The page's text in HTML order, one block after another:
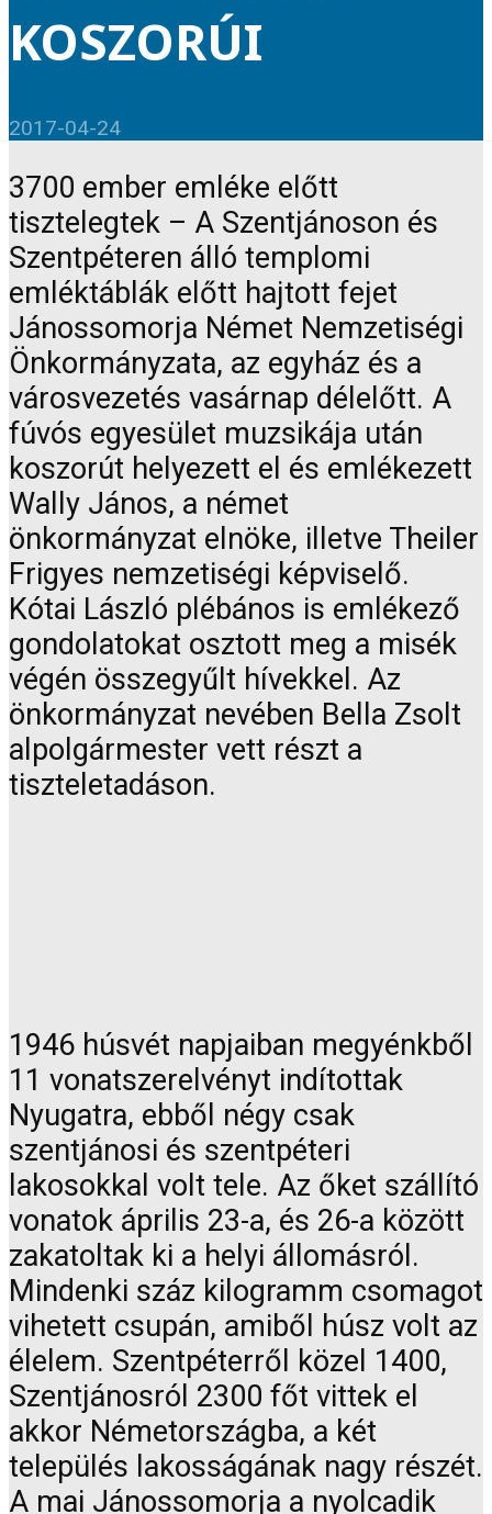
KOSZORÚI
2017-04-24
3700 ember emléke előtt
tisztelegtek – A Szentjánoson és
Szentpéteren álló templomi
emléktáblák előtt hajtott fejet
Jánossomorja Német Nemzetiségi
Önkormányzata, az egyház és a
városvezetés vasárnap délelőtt. A
fúvós egyesület muzsikája után
koszorút helyezett el és emlékezett
Wally János, a német
önkormányzat elnöke, illetve Theiler
Frigyes nemzetiségi képviselő.
Kótai László plébános is emlékező
gondolatokat osztott meg a misék
végén összegyűlt hívekkel. Az
önkormányzat nevében Bella Zsolt
alpolgármester vett részt a
tiszteletadáson.
1946 húsvét napjaiban megyénkből
11 vonatszerelvényt indítottak
Nyugatra, ebből négy csak
szentjánosi és szentpéteri
lakosokkal volt tele. Az őket szállító
vonatok április 23-a, és 26-a között
zakatoltak ki a helyi állomásról.
Mindenki száz kilogramm csomagot
vihetett csupán, amiből húsz volt az
élelem. Szentpéterről közel 1400,
Szentjánosról 2300 főt vittek el
akkor Németországba, a két
település lakosságának nagy részét.
A mai Jánossomorja a nyolcadik